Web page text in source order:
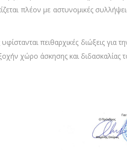
πλέον με αστυνομικές
πειθαρχικές διώξεις
χώρο άσκησης και διδασκαλίας